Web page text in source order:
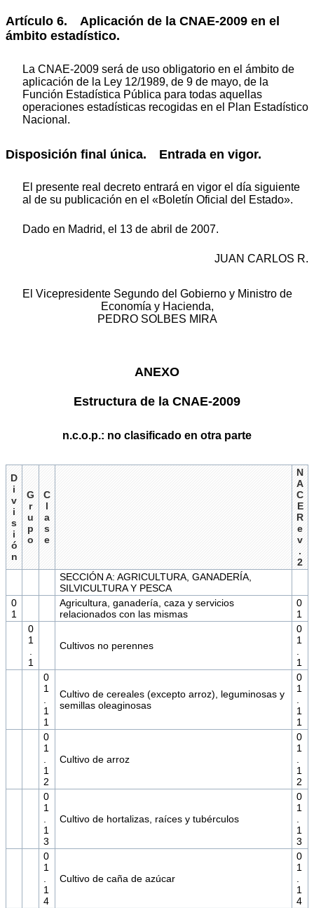
Artículo 6. Aplicación de la CNAE-2009 en el
ámbito estadístico.
La CNAE-2009 será de uso obligatorio en el ámbito de
aplicación de la Ley 12/1989, de 9 de mayo, de la
Función Estadística Pública para todas aquellas
operaciones estadísticas recogidas en el Plan Estadístico
Nacional.
Disposición final única. Entrada en vigor.
El presente real decreto entrará en vigor el día siguiente
al de su publicación en el «Boletín Oficial del Estado».
Dado en Madrid, el 13 de abril de 2007.
JUAN CARLOS R.
El Vicepresidente Segundo del Gobierno y Ministro de
Economía y Hacienda,
PEDRO SOLBES MIRA
ANEXO
Estructura de la CNAE-2009
n.c.o.p.: no clasificado en otra parte
D
i
v
i
s
i
ó
n
G
r
u
p
o
C
l
a
s
e
N
A
C
E
R
e
v
.
2
SECCIÓN A: AGRICULTURA, GANADERÍA,
SILVICULTURA Y PESCA
0
1
Agricultura, ganadería, caza y servicios
relacionados con las mismas
0
1
0
1
.
1
Cultivos no perennes
0
1
.
1
0
1
.
1
1
Cultivo de cereales (excepto arroz), leguminosas y
semillas oleaginosas
0
1
.
1
1
0
1
.
1
2
Cultivo de arroz
0
1
.
1
2
0
1
.
1
3
Cultivo de hortalizas, raíces y tubérculos
0
1
.
1
3
0
1
.
1
4
Cultivo de caña de azúcar
0
1
.
1
4